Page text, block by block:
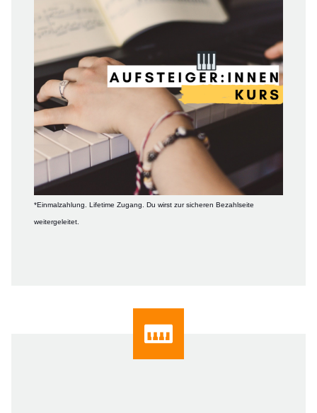
*Einmalzahlung. Lifetime Zugang. Du wirst zur sicheren Bezahlseite
weitergeleitet.